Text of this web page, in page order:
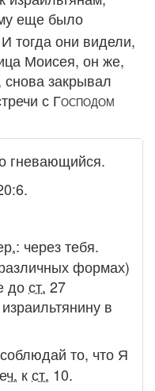
еще было
И тогда они видели,
Моисея, он же,
снова закрывал
с Господом
гневающийся.
: через тебя.
формах)
дост. 27
в
то, что Я
кст. 10.